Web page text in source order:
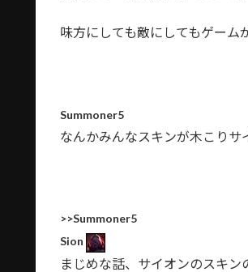
味方にしても敵にしてもゲーム
Summoner5
なんかみんなスキンが木こりサ
>>Summoner5
Sion
まじめな話、サイオンのスキン